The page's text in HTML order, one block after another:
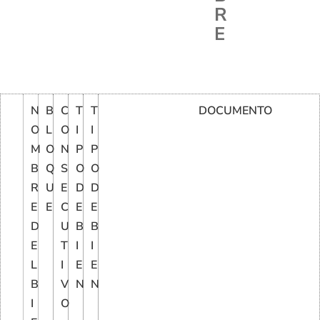
R
E
N
O
M
B
R
E
D
E
L
B
I
B
L
O
Q
U
E
C
O
N
S
E
C
U
T
I
V
O
T
I
P
O
D
E
B
I
E
N
T
I
P
O
D
E
B
I
E
N
DOCUMENTO